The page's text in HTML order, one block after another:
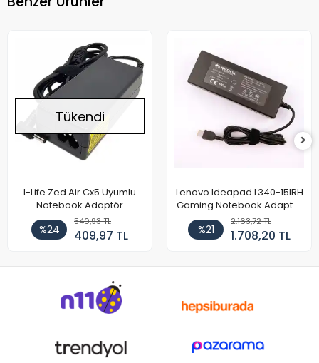
Tükendi
I-Life Zed Air Cx5 Uyumlu
Notebook Adaptör
%24
540,93 TL
409,97 TL
Lenovo Ideapad L340-15IRH
Gaming Notebook Adaptör
Cihazı Şarj Aleti (150W)
%21
2.163,72 TL
1.708,20 TL